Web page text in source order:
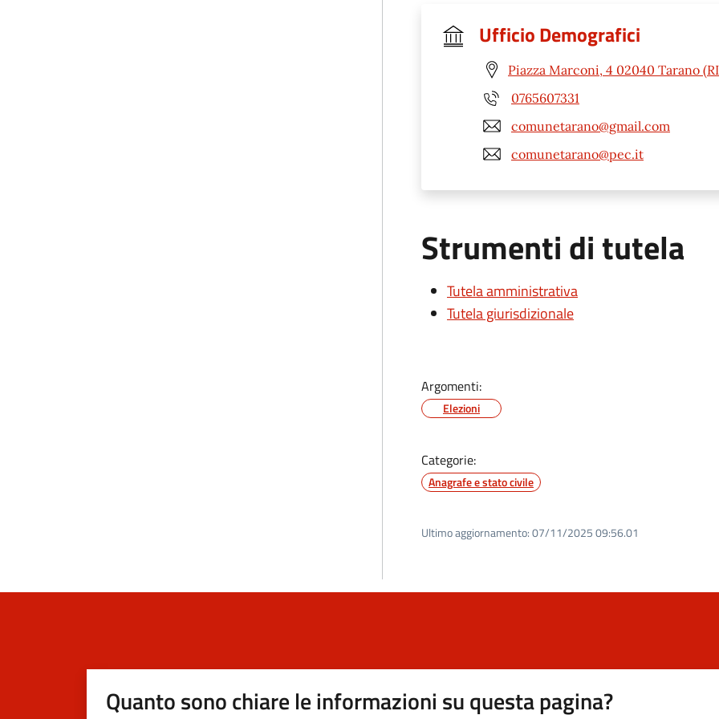
Ufficio Demografici
Piazza Marconi, 4 02040 Tarano
0765607331
comunetarano@gmail.com
comunetarano@pec.it
Strumenti di tutela
Tutela amministrativa
Tutela giurisdizionale
Argomenti:
Elezioni
Categorie:
Anagrafe e stato civile
Ultimo aggiornamento:07/11/2025 09:56.01
Quanto sono chiare le informazioni su questa pagina?